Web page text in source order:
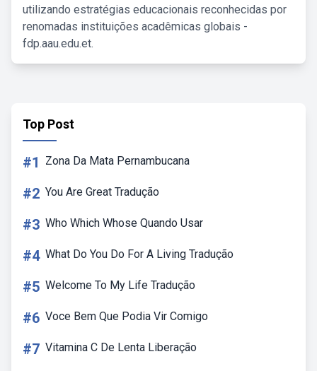
utilizando estratégias educacionais reconhecidas por
renomadas instituições acadêmicas globais -
fdp.aau.edu.et.
Top Post
#1 Zona Da Mata Pernambucana
#2 You Are Great Tradução
#3 Who Which Whose Quando Usar
#4 What Do You Do For A Living Tradução
#5 Welcome To My Life Tradução
#6 Voce Bem Que Podia Vir Comigo
#7 Vitamina C De Lenta Liberação